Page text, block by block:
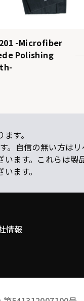
-Microfiber
Polishing
す。
自信の無い方はリ
ます。これらは製
ます。
情報